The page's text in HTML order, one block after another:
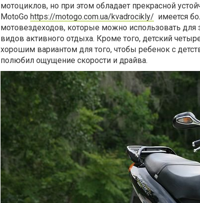
мотоциклов, но при этом обладает прекрасной
MotoGo https://motogo.com.ua/kvadrocikly/ имеется
мотовездеходов, которые можно использовать для
видов активного отдыха. Кроме того, детский
хорошим вариантом для того, чтобы ребенок с
полюбил ощущение скорости и драйва.